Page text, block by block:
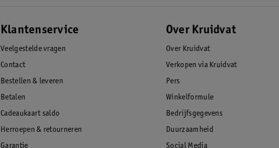
Klantenservice
Veelgestelde vragen
Contact
Bestellen & leveren
Betalen
Cadeaukaart saldo
Herroepen & retourneren
Garantie
Over Kruidvat
Over Kruidvat
Verkopen via Kruidvat
Pers
Winkelformule
Bedrijfsgegevens
Duurzaamheid
Social Media